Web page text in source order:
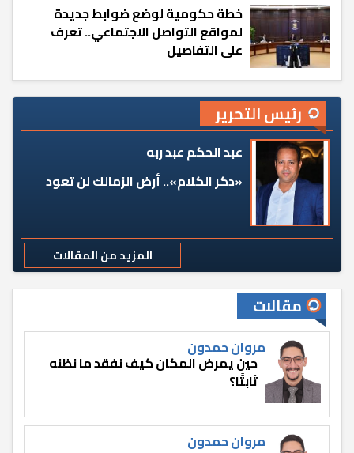
خطة حكومية لوضع ضوابط جديدة
لمواقع التواصل الاجتماعي.. تعرف
على التفاصيل
رئيس التحرير
عبد الحكم عبد ربه
«دكر الكلام».. أرض الزمالك لن تعود
المزيد من المقالات
مقالات
مروان حمدون
حين يمرض المكان كيف نفقد ما نظنه
ثابتًا؟
مروان حمدون